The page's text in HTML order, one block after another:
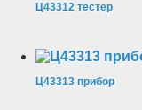
Ц43312 тестер
Ц43313 прибор